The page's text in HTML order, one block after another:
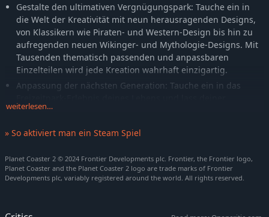
Gestalte den ultimativen Vergnügungspark: Tauche ein in
die Welt der Kreativität mit neun herausragenden Designs,
von Klassikern wie Piraten- und Western-Design bis hin zu
aufregenden neuen Wikinger- und Mythologie-Designs. Mit
Tausenden thematisch passenden und anpassbaren
Einzelteilen wird jede Kreation wahrhaft einzigartig.
Anpassung der nächsten Generation: Tauche ein in das
Kreativität freien Lauf! Entfessle deine Fantasie, indem du
mit beispiellosen Anpassungswerkzeugen erstellst! Füge
zu jedem Fahrgeschäft hinzu, um deinen Park aufzuwerten
und deinen Gästen einen unvergesslichen Tag zu bereiten.
weiterlesen…
» So aktiviert man ein Steam Spiel
Planet Coaster 2 © 2024 Frontier Developments plc. Frontier, the Frontier logo,
Planet Coaster and the Planet Coaster 2 logo are trade marks of Frontier
Developments plc, variably registered around the world. All rights reserved.